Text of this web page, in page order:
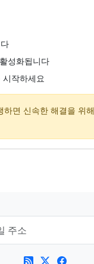
성화됩니다
작하세요
면 신속한 해결을 위해